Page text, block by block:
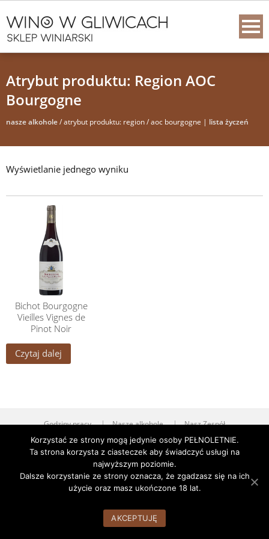
Atrybut produktu: Region AOC
Bourgogne
nasze alkohole/ atrybut produktu: region / aoc bourgogne | lista życzeń
Wyświetlanie jednego wyniku
Bichot Bourgogne
Vieilles Vignes de
Pinot Noir
Czytaj dalej
Godziny pracy Nasze alkohole Nasz Zespół
WordPress Theme:AccessPress Rootby AccessPress Themes
Korzystać ze strony mogą jedynie osoby PEŁNOLETNIE.
Ta strona korzysta z ciasteczek aby świadczyć usługi na
najwyższym poziomie.
Dalsze korzystanie ze strony oznacza, że zgadzasz się na ich
użycie oraz masz ukończone 18 lat.
AKCEPTUJĘ